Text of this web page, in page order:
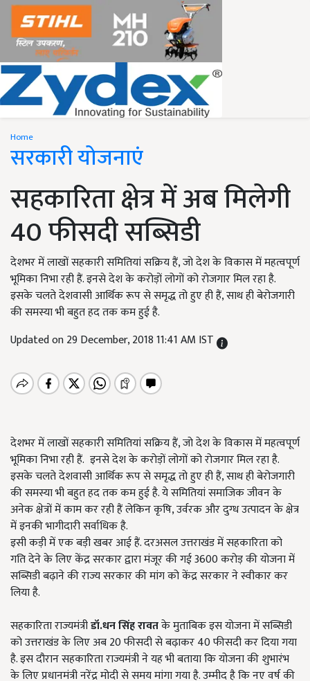
Home
सरकारी योजनाएं
सहकारिता क्षेत्र में अब मिलेगी
40 फीसदी सब्सिडी
देशभर में लाखों सहकारी समितियां सक्रिय हैं, जो देश के विकास में महत्वपूर्ण
भूमिका निभा रही हैं. इनसे देश के करोड़ों लोगों को रोजगार मिल रहा है.
इसके चलते देशवासी आर्थिक रूप से समृद्ध तो हुए ही हैं, साथ ही बेरोजगारी
की समस्या भी बहुत हद तक कम हुई है.
Updated on 29 December, 2018 11:41 AM IST
देशभर में लाखों सहकारी समितियां सक्रिय हैं, जो देश के विकास में महत्वपूर्ण
भूमिका निभा रही हैं. इनसे देश के करोड़ों लोगों को रोजगार मिल रहा है.
इसके चलते देशवासी आर्थिक रूप से समृद्ध तो हुए ही हैं, साथ ही बेरोजगारी
की समस्या भी बहुत हद तक कम हुई है. ये समितियां समाजिक जीवन के
अनेक क्षेत्रों में काम कर रही हैं लेकिन कृषि, उर्वरक और दुग्ध उत्पादन के क्षेत्र
में इनकी भागीदारी सर्वाधिक है.
इसी कड़ी में एक बड़ी खबर आई हैं. दरअसल उत्तराखंड में सहकारिता को
गति देने के लिए केंद्र सरकार द्वारा मंजूर की गई 3600 करोड़ की योजना में
सब्सिडी बढ़ाने की राज्य सरकार की मांग को केंद्र सरकार ने स्वीकार कर
लिया है.
सहकारिता राज्यमंत्रीडॉ.धन सिंह रावतके मुताबिक इस योजना में सब्सिडी
को उत्तराखंड के लिए अब 20 फीसदी से बढ़ाकर 40 फीसदी कर दिया गया
है. इस दौरान सहकारिता राज्यमंत्री ने यह भी बताया कि योजना की शुभारंभ
के लिए प्रधानमंत्री नरेंद्र मोदी से समय मांगा गया है. उम्मीद है कि नए वर्ष की